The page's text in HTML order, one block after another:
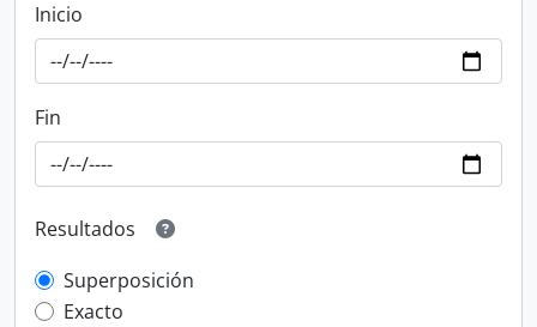
Inicio
Fin
Resultados
Superposición
Exacto